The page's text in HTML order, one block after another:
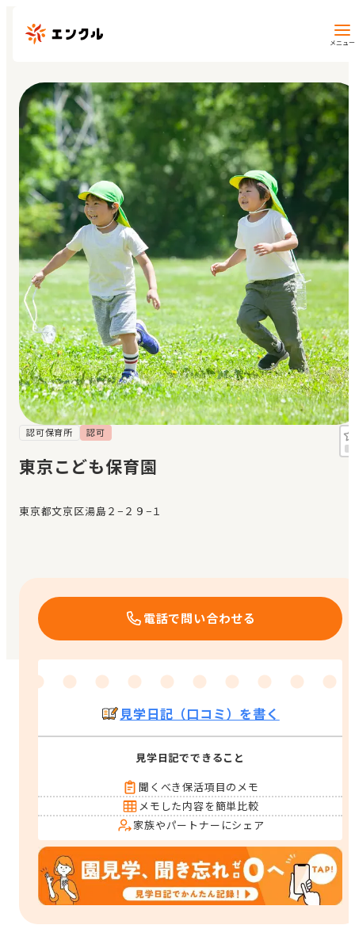
メニュー
保育園・幼稚園を探す
地図から探す
地域から探す
マイページ
閲覧履歴
お気に入り
見学日記
メッセージ
おすすめの園
エンクルの特徴と活用方法
認可保育所 認可
東京こども保育園
東京都文京区湯島２−２９−１
電話で問い合わせる
見学日記（口コミ）を書く
見学日記でできること
聞くべき保活項目のメモ
メモした内容を簡単比較
家族やパートナーにシェア